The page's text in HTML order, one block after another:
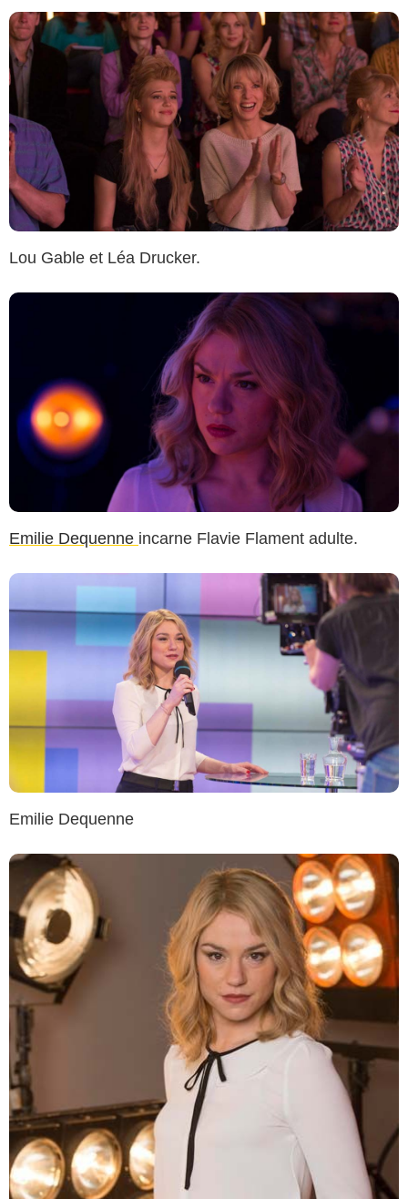
Lou Gable et Léa Drucker.
Emilie Dequenne incarne Flavie Flament adulte.
Emilie Dequenne